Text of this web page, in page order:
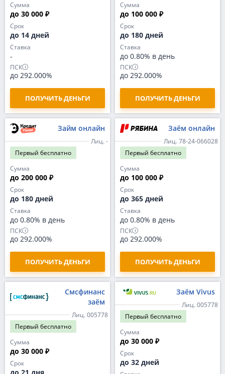
Сумма
до 30 000 ₽
Срок
до 14 дней
Ставка
-
ПСК
до 292.000%
ПОЛУЧИТЬ ДЕНЬГИ
Сумма
до 100 000 ₽
Срок
до 180 дней
Ставка
до 0.80% в день
ПСК
до 292.000%
ПОЛУЧИТЬ ДЕНЬГИ
Займ онлайн
Лиц. -
Первый бесплатно
Сумма
до 200 000 ₽
Срок
до 180 дней
Ставка
до 0.80% в день
ПСК
до 292.000%
ПОЛУЧИТЬ ДЕНЬГИ
Заём онлайн
Лиц. 78-24-066028
Первый бесплатно
Сумма
до 100 000 ₽
Срок
до 365 дней
Ставка
до 0.80% в день
ПСК
до 292.000%
ПОЛУЧИТЬ ДЕНЬГИ
Смсфинанс
заём
Лиц. 005778
Первый бесплатно
Сумма
до 30 000 ₽
Срок
Заём Vivus
Лиц. 005778
Первый бесплатно
Сумма
до 30 000 ₽
Срок
до 32 дней